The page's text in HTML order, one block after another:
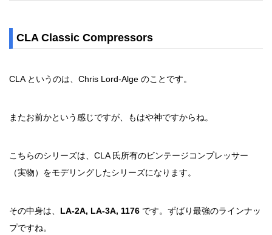
CLA Classic Compressors
CLA というのは、Chris Lord-Alge のことです。
またお前かという感じですが、もはや神ですからね。
こちらのシリーズは、CLA 氏所有のビンテージコンプレッサー
（実物）をモデリングしたシリーズになります。
その中身は、 LA-2A, LA-3A, 1176 です。ずばり最強のラインナッ
プですね。